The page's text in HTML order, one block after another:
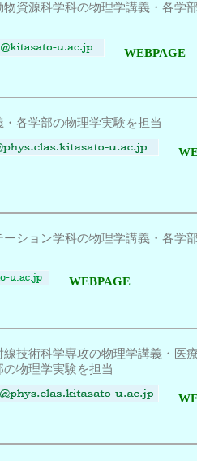
資源科学科の物理学講義・各学
WEBPAGE
各学部の物理学実験を担当
ーション学科の物理学講義・各学
WEBPAGE
線技術科学専攻の物理学講義・医
物理学実験を担当